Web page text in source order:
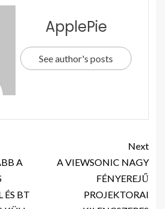
ApplePie
See author's posts
A
ÉS BT
Next
A VIEWSONIC NAGY
FÉNYEREJŰ
PROJEKTORAI